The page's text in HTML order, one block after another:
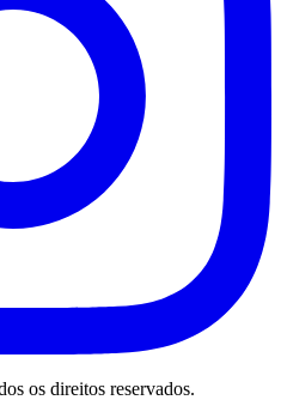
os direitos reservados.